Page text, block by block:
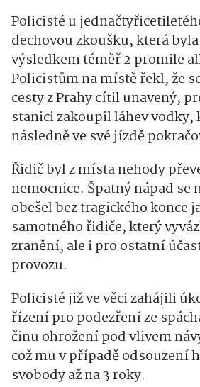
Policisté u
dechovou zkoušku, která
výsledkem téměř 2 promile
Policistům na místě řekl, že
cesty z Prahy cítil unavený,
stanici zakoupil láhev vodky,
následně ve své jízdě
Řidič byl z místa nehody
nemocnice. Špatný nápad
obešel bez tragického konce
samotného řidiče, který
zranění, ale i pro ostatní
provozu.
Policisté již ve věci zahájili
řízení pro podezření ze
činu ohrožení pod vlivem
což mu v případě odsouzení
svobody až na 3 roky.